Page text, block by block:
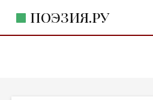
ПОЭЗИЯ.РУ